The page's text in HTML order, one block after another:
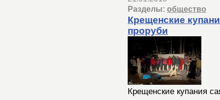
Разделы: общество
Крещенские
проруби
Крещенские купания